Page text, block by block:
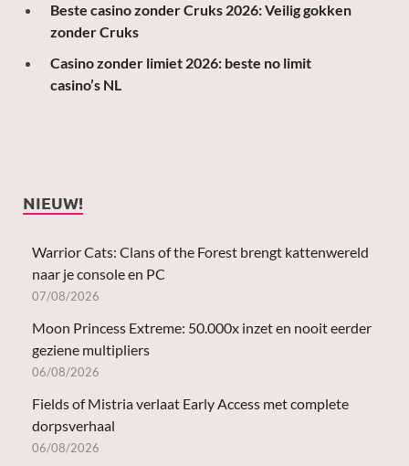
Beste casino zonder Cruks 2026: Veilig gokken
zonder Cruks
Casino zonder limiet 2026: beste no limit
casino’s NL
NIEUW!
Warrior Cats: Clans of the Forest brengt kattenwereld
naar je console en PC
07/08/2026
Moon Princess Extreme: 50.000x inzet en nooit eerder
geziene multipliers
06/08/2026
Fields of Mistria verlaat Early Access met complete
dorpsverhaal
06/08/2026